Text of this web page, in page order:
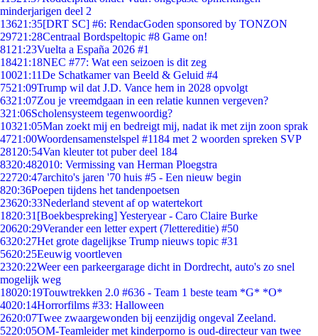
minderjarigen deel 2
13621:35[DRT SC] #6: RendacGoden sponsored by TONZON
29721:28Centraal Bordspeltopic #8 Game on!
81 21:23Vuelta a España 2026 #1
18421:18NEC #77: Wat een seizoen is dit zeg
10021:11De Schatkamer van Beeld & Geluid #4
7521:09Trump wil dat J.D. Vance hem in 2028 opvolgt
6321:07Zou je vreemdgaan in een relatie kunnen vergeven?
321:06Scholensysteem tegenwoordig?
10321:05Man zoekt mij en bedreigt mij, nadat ik met zijn zoon sprak
4721:00Woordensamenstelspel #1184 met 2 woorden spreken SVP
281 20:54Van kleuter tot puber deel 184
8320:482010: Vermissing van Herman Ploegstra
22720:47archito's jaren '70 huis #5 - Een nieuw begin
820:36Poepen tijdens het tandenpoetsen
23620:33Nederland stevent af op watertekort
1820:31 [Boekbespreking] Yesteryear - Caro Claire Burke
20620:29Verander een letter expert (7lettereditie) #50
6320:27Het grote dagelijkse Trump nieuws topic #31
5620:25Eeuwig voortleven
2320:22Weer een parkeergarage dicht in Dordrecht, auto's zo snel
mogelijk weg
18020:19Touwtrekken 2.0 #636 - Team 1 beste team *G* *O*
4020:14Horrorfilms #33: Halloween
2620:07Twee zwaargewonden bij eenzijdig ongeval Zeeland.
5220:05OM-Teamleider met kinderporno is oud-directeur van twee